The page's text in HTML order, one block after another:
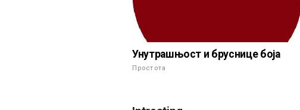
Унутрашњост и бруснице боја
Простота